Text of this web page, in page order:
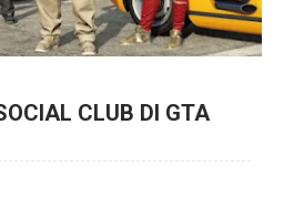
CLUB DI GTA